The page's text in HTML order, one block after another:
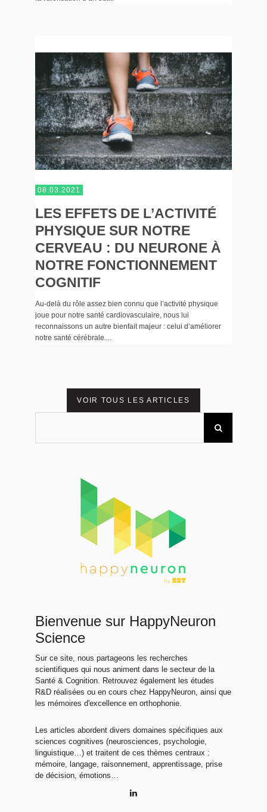
08.03.2021
LES EFFETS DE L’ACTIVITÉ
PHYSIQUE SUR NOTRE
CERVEAU : DU NEURONE À
NOTRE FONCTIONNEMENT
COGNITIF
Au-delà du rôle assez bien connu que l’activité physique
joue pour notre santé cardiovasculaire, nous lui
reconnaissons un autre bienfait majeur : celui d’améliorer
notre santé cérébrale....
VOIR TOUS LES ARTICLES
Bienvenue sur HappyNeuron
Science
Sur ce site, nous partageons les recherches
scientifiques qui nous animent dans le secteur de la
Santé & Cognition. Retrouvez également les études
R&D réalisées ou en cours chez HappyNeuron, ainsi que
les mémoires d'excellence en orthophonie.
Les articles abordent divers domaines spécifiques aux
sciences cognitives (neurosciences, psychologie,
linguistique…) et traitent de ces thèmes centraux :
mémoire, langage, raisonnement, apprentissage, prise
de décision, émotions…